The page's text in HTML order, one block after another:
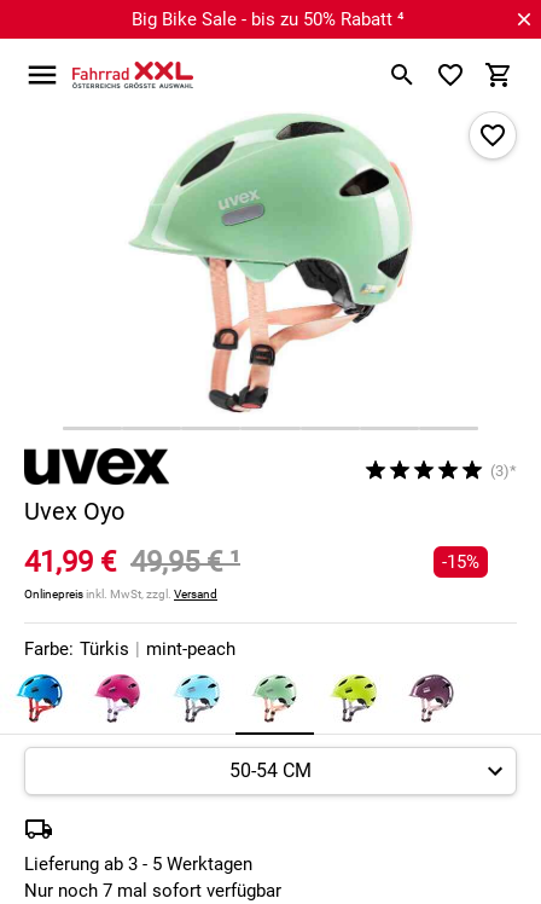
Big Bike Sale - bis zu 50% Rabatt ⁴
(3)*
Uvex Oyo
41,99 € 49,95 €¹
Onlinepreisinkl. MwSt, zzgl. Versand
-15%
Farbe: Türkis | mint-peach
Lieferung ab 3 - 5 Werktagen
Nur noch 7 mal sofort verfügbar